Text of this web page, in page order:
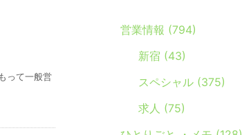
って一般営
営業情報 (794)
新宿 (43)
スペシャル (375)
求人 (75)